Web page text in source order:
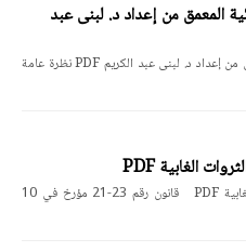
المعمق من إعداد د. لبنى عبد
مطبوعة في مقياس الإجراءات الجزائية المعمق من إعداد د. لبنى عبد الكريم PDF نظرة عامة
قانون رقم 23-21 يتعلق بالغابات والثروات الغابية PDF قانون رقم 23-21 مؤرخ في 10